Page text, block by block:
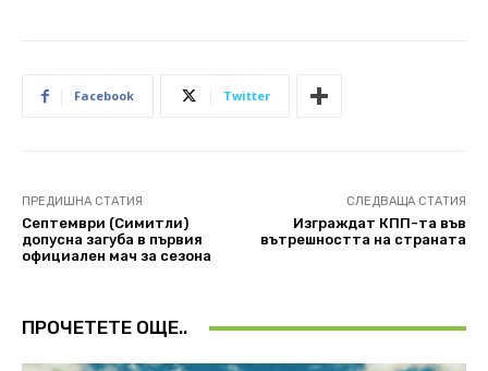
Facebook Twitter
ПРЕДИШНА СТАТИЯ
Септември (Симитли)
допусна загуба в първия
официален мач за сезона
СЛЕДВАЩА СТАТИЯ
Изграждат КПП-та във
вътрешността на страната
ПРОЧЕТЕТЕ ОЩЕ..